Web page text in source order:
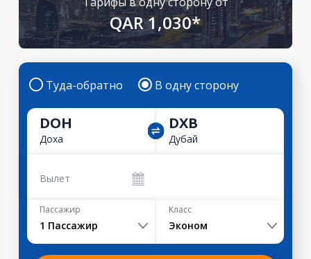
QAR 1,030*
Туда-обратно В одну сторону
DOH
Доха
DXB
Дубай
Вылет
Пассажир
1 Пассажир
Класс
Эконом